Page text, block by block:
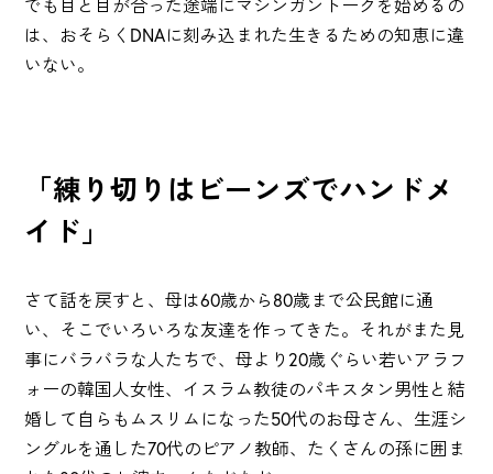
でも目と目が合った途端にマシンガントークを始めるの
は、おそらくDNAに刻み込まれた生きるための知恵に違
いない。
「練り切りはビーンズでハンドメ
イド」
さて話を戻すと、母は60歳から80歳まで公民館に通
い、そこでいろいろな友達を作ってきた。それがまた見
事にバラバラな人たちで、母より20歳ぐらい若いアラフ
ォーの韓国人女性、イスラム教徒のパキスタン男性と結
婚して自らもムスリムになった50代のお母さん、生涯シ
ングルを通した70代のピアノ教師、たくさんの孫に囲ま